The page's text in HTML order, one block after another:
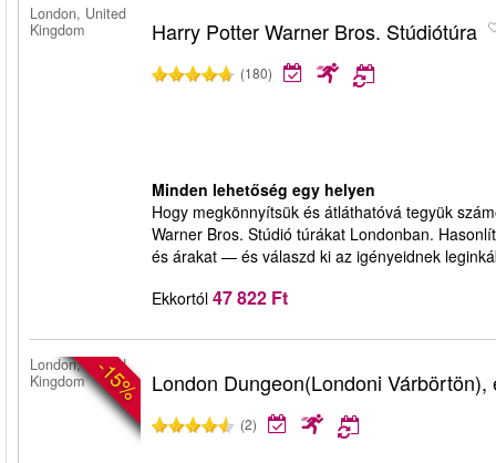
London, United
Kingdom
Harry Potter Warner Bros. Stúdiótúra
(180)
Minden lehetőség egy helyen
Hogy megkönnyítsük és átláthatóvá tegyük
Warner Bros. Stúdió túrákat Londonban.
és árakat — és válaszd ki az igényeidnek
Ekkortól 47 822 Ft
-15%
London, United
Kingdom
London Dungeon(Londoni
(2)